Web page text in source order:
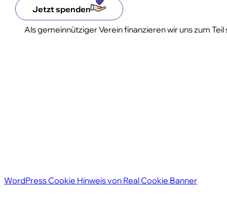
Jetzt spenden
Als gemeinnütziger Verein finanzieren wir uns zum
WordPress Cookie Hinweis von Real Cookie Banner